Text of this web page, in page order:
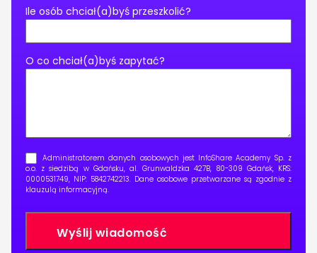
Ile osób chciał(a)byś przeszkolić?
O co chciał(a)byś zapytać?
Administratorem danych osobowych jest InfoShare Academy Sp. z
o.o. z siedzibą w Gdańsku, al. Grunwaldzka 427B, 80-309 Gdańsk, KRS:
0000531749, NIP: 5842742213. Dane osobowe przetwarzane są zgodnie z
klauzulą informacyjną.